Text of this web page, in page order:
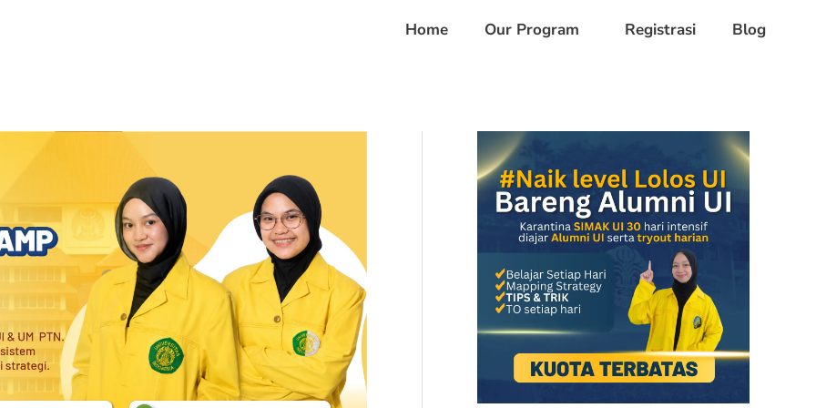
Home Our Program Registrasi Blog